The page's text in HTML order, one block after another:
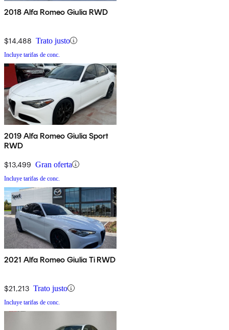
2018 Alfa Romeo Giulia RWD
$14,488 Trato justo
Incluye tarifas de conc.
2019 Alfa Romeo Giulia Sport
RWD
$13,499 Gran oferta
Incluye tarifas de conc.
2021 Alfa Romeo Giulia Ti RWD
$21,213 Trato justo
Incluye tarifas de conc.